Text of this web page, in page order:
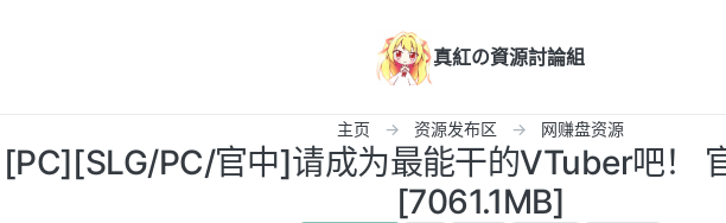
真紅の資源討論組
主页 资源发布区 网赚盘资源
[PC][SLG/PC/官中]请成为最能干的VTuber吧！
[7061.1MB]